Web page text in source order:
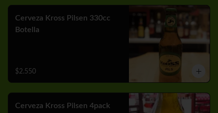
Cerveza Kross Pilsen 330cc
Botella
$2.550
Cerveza Kross Pilsen 4pack